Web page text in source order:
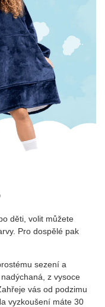
děti, volit můžete
Pro dospělé pak
sezení a
z vysoce
vás od podzimu
vyzkoušení máte 30